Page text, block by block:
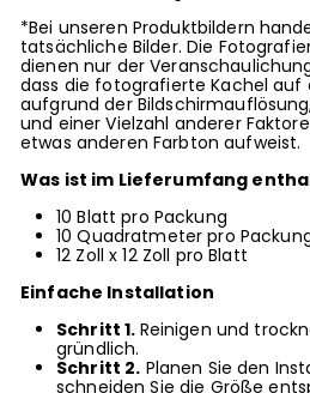
*Bei unseren Produktbildern
tatsächliche Bilder. Die
dienen nur der
dass die fotografierte Kachel auf
aufgrund der
und einer Vielzahl anderer
etwas anderen Farbton aufweist.
Was ist im Lieferumfang
10 Blatt pro Packung
10 Quadratmeter pro
12 Zoll x 12 Zoll pro Blatt
Einfache Installation
Schritt 1. Reinigen und
gründlich.
Schritt 2. Planen Sie den
schneiden Sie die Größe